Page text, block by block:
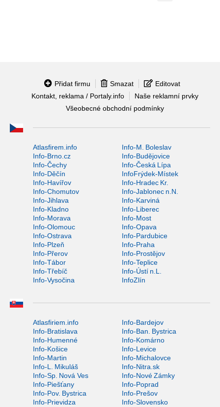
Přidat firmu Smazat
Editovat
Kontakt, reklama / Portaly.info
Naše reklamní prvky
Všeobecné obchodní podmínky
Atlasfirem.info
Info-M. Boleslav
Info-Brno.cz
Info-Budějovice
Info-Čechy
Info-Česká Lípa
Info-Děčín
InfoFrýdek-Místek
Info-Havířov
Info-Hradec Kr.
Info-Chomutov
Info-Jablonec n.N.
Info-Jihlava
Info-Karviná
Info-Kladno
Info-Liberec
Info-Morava
Info-Most
Info-Olomouc
Info-Opava
Info-Ostrava
Info-Pardubice
Info-Plzeň
Info-Praha
Info-Přerov
Info-Prostějov
Info-Tábor
Info-Teplice
Info-Třebíč
Info-Ústí n.L.
Info-Vysočina
InfoZlín
Atlasfiriem.info
Info-Bardejov
Info-Bratislava
Info-Ban. Bystrica
Info-Humenné
Info-Komárno
Info-Košice
Info-Levice
Info-Martin
Info-Michalovce
Info-L. Mikuláš
Info-Nitra.sk
Info-Sp. Nová Ves
Info-Nové Zámky
Info-Piešťany
Info-Poprad
Info-Pov. Bystrica
Info-Prešov
Info-Prievidza
Info-Slovensko